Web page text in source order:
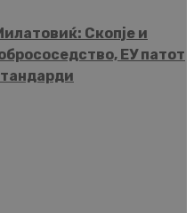
Скопје и
ЕУ патот